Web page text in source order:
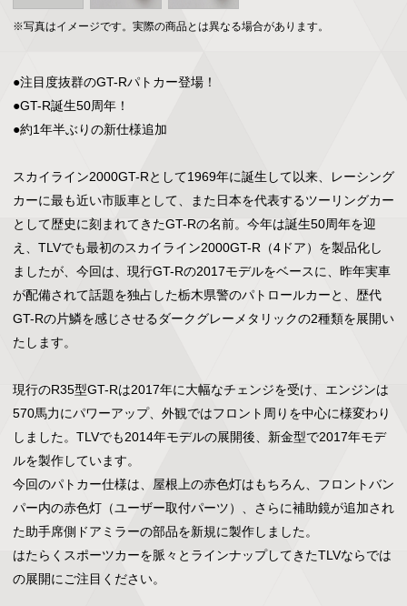
※写真はイメージです。実際の商品とは異なる場合があります。
●注目度抜群のGT-Rパトカー登場！
●GT-R誕生50周年！
●約1年半ぶりの新仕様追加
スカイライン2000GT-Rとして1969年に誕生して以来、レーシング
カーに最も近い市販車として、また日本を代表するツーリングカー
として歴史に刻まれてきたGT-Rの名前。今年は誕生50周年を迎
え、TLVでも最初のスカイライン2000GT-R（4ドア）を製品化し
ましたが、今回は、現行GT-Rの2017モデルをベースに、昨年実車
が配備されて話題を独占した栃木県警のパトロールカーと、歴代
GT-Rの片鱗を感じさせるダークグレーメタリックの2種類を展開い
たします。
現行のR35型GT-Rは2017年に大幅なチェンジを受け、エンジンは
570馬力にパワーアップ、外観ではフロント周りを中心に様変わり
しました。TLVでも2014年モデルの展開後、新金型で2017年モデ
ルを製作しています。
今回のパトカー仕様は、屋根上の赤色灯はもちろん、フロントバン
パー内の赤色灯（ユーザー取付パーツ）、さらに補助鏡が追加され
た助手席側ドアミラーの部品を新規に製作しました。
はたらくスポーツカーを脈々とラインナップしてきたTLVならでは
の展開にご注目ください。